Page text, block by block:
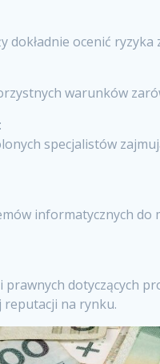
dokładnie ocenić
warunków
specjalistów
informatycznych
prawnych dotyczących
na rynku.